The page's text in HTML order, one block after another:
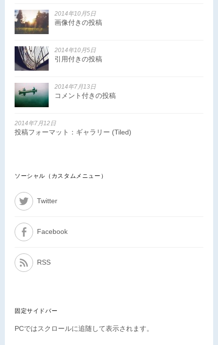
2014年10月5日
画像付きの投稿
2014年10月5日
引用付きの投稿
2014年7月13日
コメント付きの投稿
2014年7月12日
投稿フォーマット：ギャラリー (Tiled)
ソーシャル（カスタムメニュー）
Twitter
Facebook
RSS
固定サイドバー
PCではスクロールに追随して表示されます。